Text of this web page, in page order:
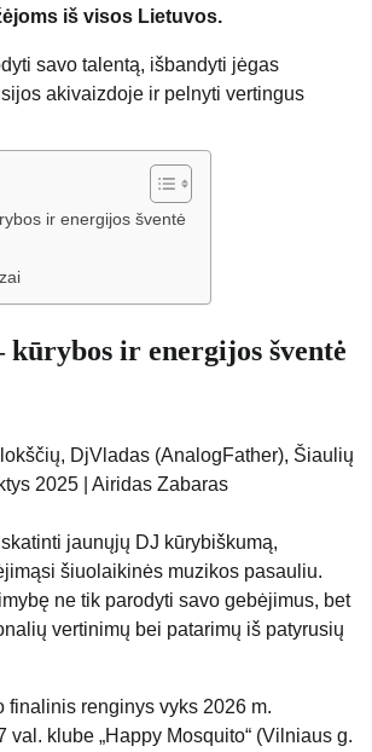
iš visos Lietuvos.
savo talentą, išbandyti jėgas
akivaizdoje ir pelnyti vertingus
ir energijos šventė
kūrybos ir energijos šventė
DjVladas (AnalogFather), Šiaulių
2025 | Airidas Zabaras
jaunųjų DJ kūrybiškumą,
šiuolaikinės muzikos pasauliu.
ne tik parodyti savo gebėjimus, bet
vertinimų bei patarimų iš patyrusių
finalinis renginys vyks 2026 m.
val. klube „Happy Mosquito“ (Vilniaus g.